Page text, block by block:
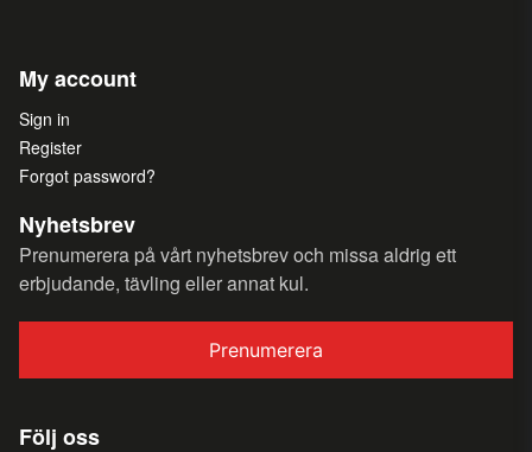
My account
Sign in
Register
Forgot password?
Nyhetsbrev
Prenumerera på vårt nyhetsbrev och missa aldrig ett
erbjudande, tävling eller annat kul.
Prenumerera
Följ oss